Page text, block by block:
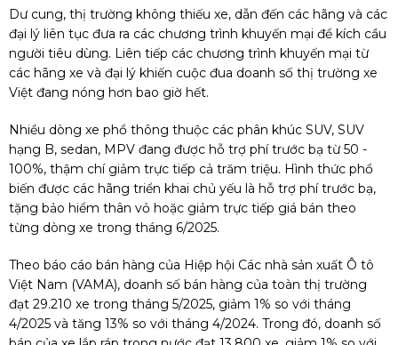
Dư cung, thị trường không thiếu xe, dẫn đến các hãng và các
đại lý liên tục đưa ra các chương trình khuyến mại để kích cầu
người tiêu dùng. Liên tiếp các chương trình khuyến mại từ
các hãng xe và đại lý khiến cuộc đua doanh số thị trường xe
Việt đang nóng hơn bao giờ hết.
Nhiều dòng xe phổ thông thuộc các phân khúc SUV, SUV
hạng B, sedan, MPV đang được hỗ trợ phí trước bạ từ 50 -
100%, thậm chí giảm trực tiếp cả trăm triệu. Hình thức phổ
biến được các hãng triển khai chủ yếu là hỗ trợ phí trước bạ,
tặng bảo hiểm thân vỏ hoặc giảm trực tiếp giá bán theo
từng dòng xe trong tháng 6/2025.
Theo báo cáo bán hàng của Hiệp hội Các nhà sản xuất Ô tô
Việt Nam (VAMA), doanh số bán hàng của toàn thị trường
đạt 29.210 xe trong tháng 5/2025, giảm 1% so với tháng
4/2025 và tăng 13% so với tháng 4/2024. Trong đó, doanh số